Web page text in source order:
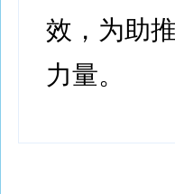
效，为助
力量。